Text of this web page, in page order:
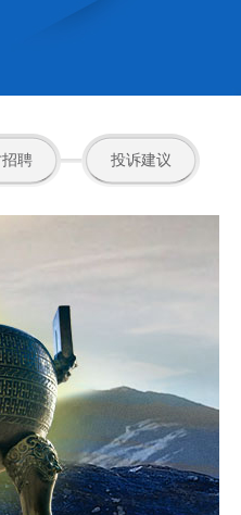
招聘 投诉建议